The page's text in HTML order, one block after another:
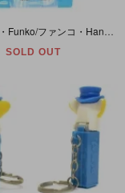
SOLD OUT